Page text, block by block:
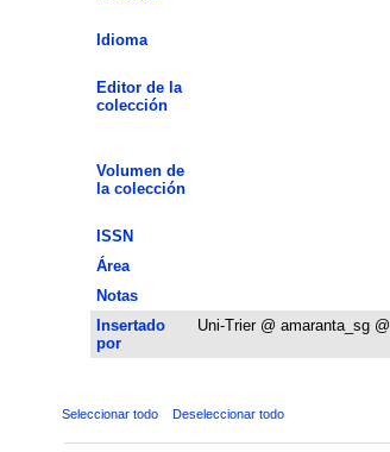
Idioma
Editor de la
colección
Volumen de
la colección
ISSN
Área
Notas
Insertado
por
Uni-Trier @ amaranta_sg @
Seleccionar todo Deseleccionar todo